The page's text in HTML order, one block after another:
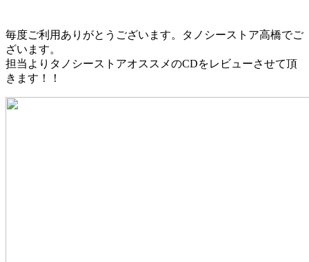
毎度ご利用ありがとうございます。タノシーストア高橋でご
ざいます。
担当よりタノシーストアオススメのCDをレビューさせて頂
きます！！